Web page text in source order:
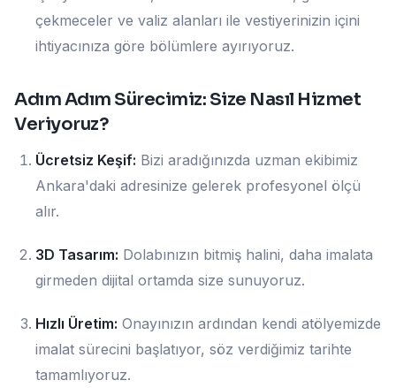
çekmeceler ve valiz alanları ile vestiyerinizin içini
ihtiyacınıza göre bölümlere ayırıyoruz.
Adım Adım Sürecimiz: Size Nasıl Hizmet
Veriyoruz?
Ücretsiz Keşif: Bizi aradığınızda uzman ekibimiz
Ankara'daki adresinize gelerek profesyonel ölçü
alır.
3D Tasarım: Dolabınızın bitmiş halini, daha imalata
girmeden dijital ortamda size sunuyoruz.
Hızlı Üretim: Onayınızın ardından kendi atölyemizde
imalat sürecini başlatıyor, söz verdiğimiz tarihte
tamamlıyoruz.